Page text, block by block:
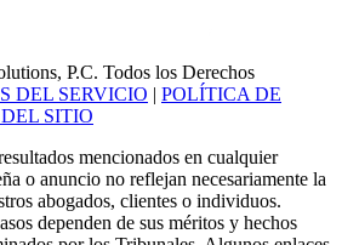
P.C. Todos los Derechos
DEL SERVICIO | POLÍTICA DE
SITIO
mencionados en cualquier
o anuncio no reflejan necesariamente la
abogados, clientes o individuos.
dependen de sus méritos y hechos